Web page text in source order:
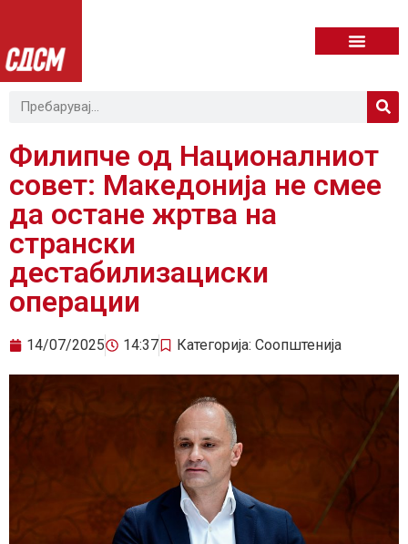
Филипче од Националниот
совет: Македонија не смее
да остане жртва на
странски
дестабилизациски
операции
14/07/2025 14:37 Категорија: Соопштенија